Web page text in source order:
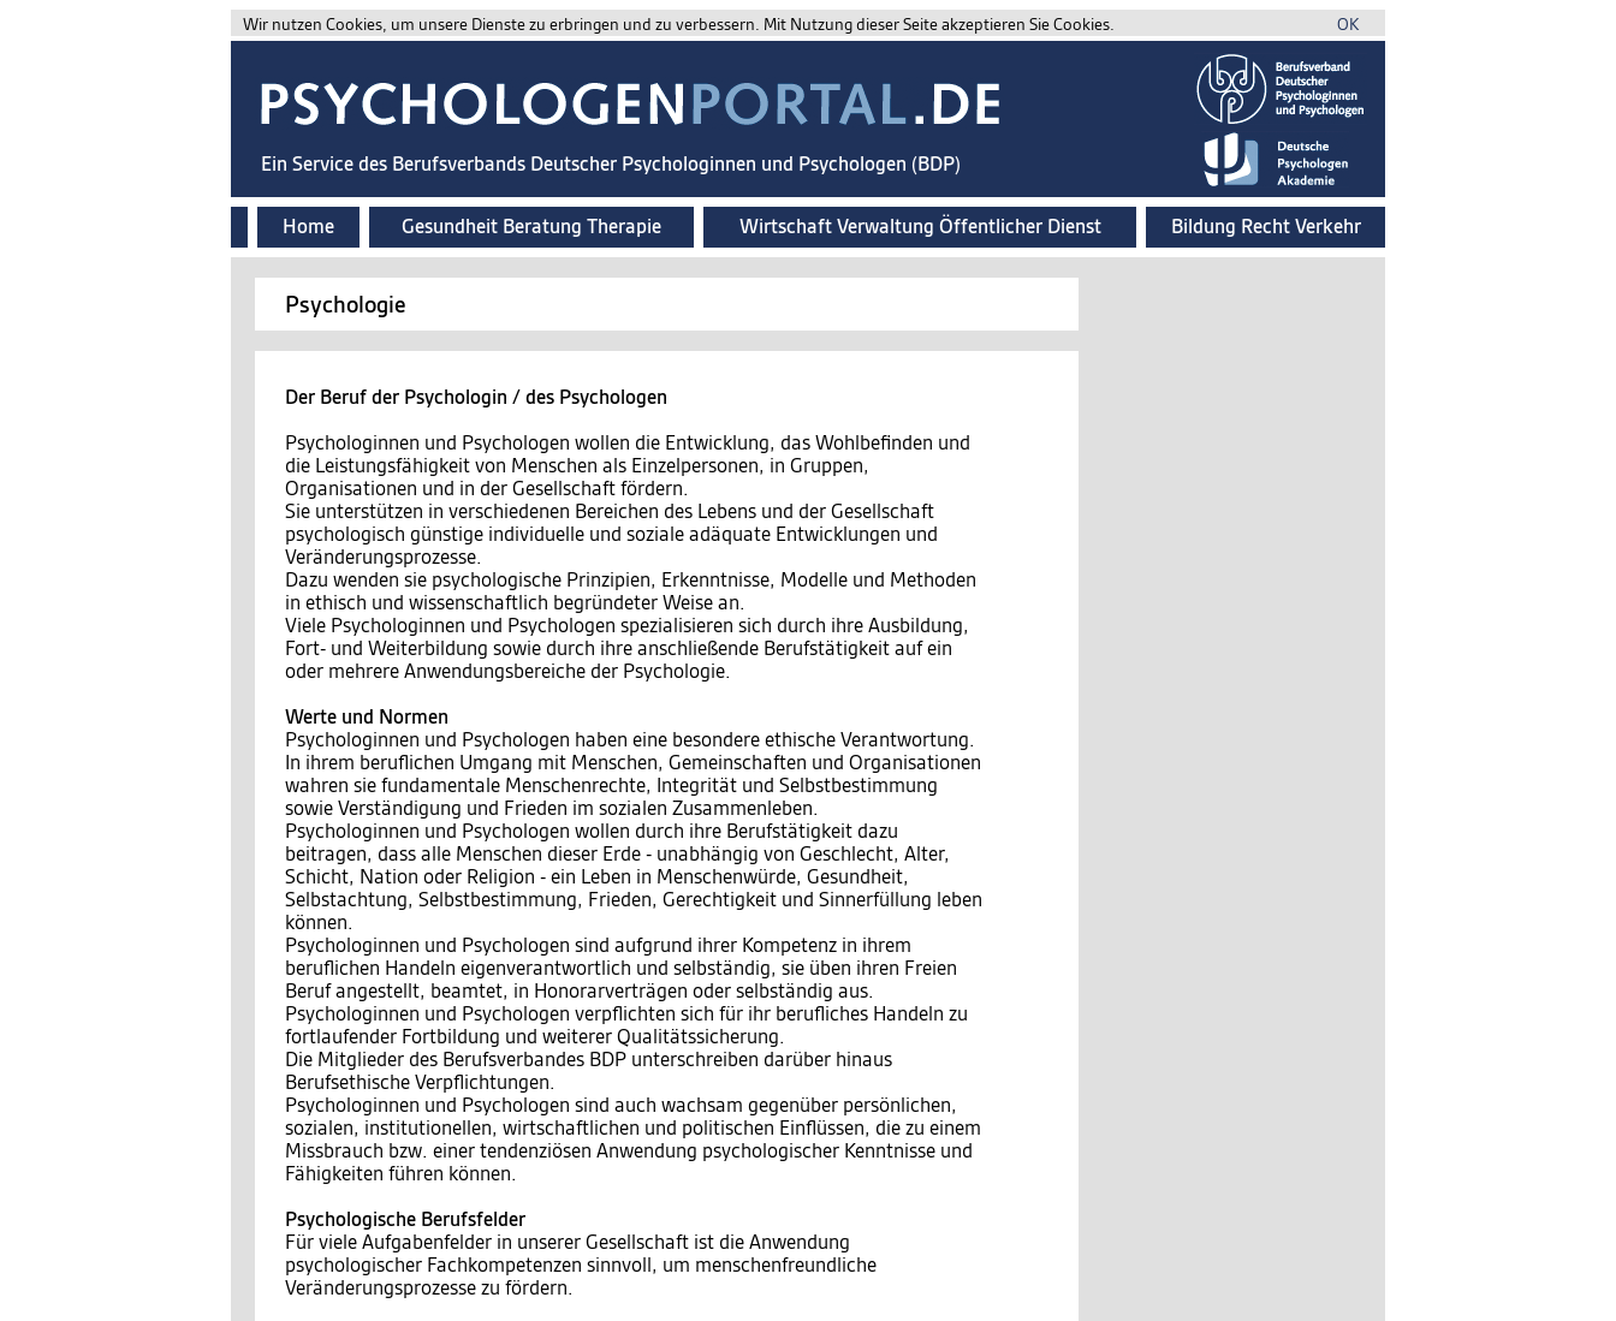
Wir nutzen Cookies, um unsere Dienste zu erbringen und zu verbessern. Mit Nutzung dieser Seite akzeptieren Sie Cookies. OK
Ein Service des Berufsverbands Deutscher Psychologinnen und Psychologen (BDP)
Home Gesundheit Beratung Therapie Wirtschaft Verwaltung Öffentlicher Dienst Bildung Recht Verkehr
Psychologie
Der Beruf der Psychologin / des Psychologen
Psychologinnen und Psychologen wollen die Entwicklung, das Wohlbefinden und
die Leistungsfähigkeit von Menschen als Einzelpersonen, in Gruppen,
Organisationen und in der Gesellschaft fördern.
Sie unterstützen in verschiedenen Bereichen des Lebens und der Gesellschaft
psychologisch günstige individuelle und soziale adäquate Entwicklungen und
Veränderungsprozesse.
Dazu wenden sie psychologische Prinzipien, Erkenntnisse, Modelle und Methoden
in ethisch und wissenschaftlich begründeter Weise an.
Viele Psychologinnen und Psychologen spezialisieren sich durch ihre Ausbildung,
Fort- und Weiterbildung sowie durch ihre anschließende Berufstätigkeit auf ein
oder mehrere Anwendungsbereiche der Psychologie.
Werte und Normen
Psychologinnen und Psychologen haben eine besondere ethische Verantwortung.
In ihrem beruflichen Umgang mit Menschen, Gemeinschaften und Organisationen
wahren sie fundamentale Menschenrechte, Integrität und Selbstbestimmung
sowie Verständigung und Frieden im sozialen Zusammenleben.
Psychologinnen und Psychologen wollen durch ihre Berufstätigkeit dazu
beitragen, dass alle Menschen dieser Erde - unabhängig von Geschlecht, Alter,
Schicht, Nation oder Religion - ein Leben in Menschenwürde, Gesundheit,
Selbstachtung, Selbstbestimmung, Frieden, Gerechtigkeit und Sinnerfüllung leben
können.
Psychologinnen und Psychologen sind aufgrund ihrer Kompetenz in ihrem
beruflichen Handeln eigenverantwortlich und selbständig, sie üben ihren Freien
Beruf angestellt, beamtet, in Honorarverträgen oder selbständig aus.
Psychologinnen und Psychologen verpflichten sich für ihr berufliches Handeln zu
fortlaufender Fortbildung und weiterer Qualitätssicherung.
Die Mitglieder des Berufsverbandes BDP unterschreiben darüber hinaus
Berufsethische Verpflichtungen.
Psychologinnen und Psychologen sind auch wachsam gegenüber persönlichen,
sozialen, institutionellen, wirtschaftlichen und politischen Einflüssen, die zu einem
Missbrauch bzw. einer tendenziösen Anwendung psychologischer Kenntnisse und
Fähigkeiten führen können.
Psychologische Berufsfelder
Für viele Aufgabenfelder in unserer Gesellschaft ist die Anwendung
psychologischer Fachkompetenzen sinnvoll, um menschenfreundliche
Veränderungsprozesse zu fördern.